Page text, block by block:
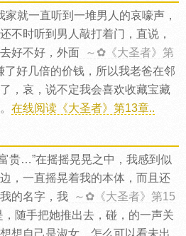
家就一直听到一堆男人的哀嚎声，
不时听到男人敲打着门，直说，
好不好，外面
～✿《大圣者》第
了好几倍的价钱，所以我老爸在邻
，哀，说不定我会喜欢收藏宝藏
在线阅读《大圣者》第13章..
贵…”在摇摇晃晃之中，我感到似
，一直摇晃着我的本体，而且还
的名字，我
～✿《大圣者》第15
，随手把她推出去，碰，的一声关